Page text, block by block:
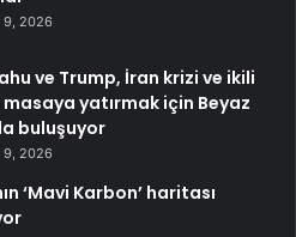
9, 2026
ve Trump, İran krizi ve ikili
yatırmak için Beyaz
buluşuyor
9, 2026
‘Mavi Karbon’ haritası